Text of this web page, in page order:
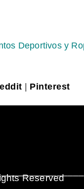
Deportivos y
| Pinterest
Reserved